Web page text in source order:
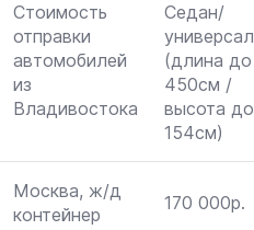
Стоимость
отправки
автомобилей
из
Владивостока
Седан/
универсал
(длина до
450см /
высота до
154см)
Москва, ж/д
контейнер
170 000р.